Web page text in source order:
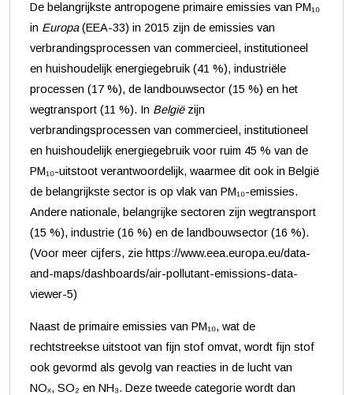
De belangrijkste antropogene primaire emissies van PM₁₀
in Europa(EEA-33) in 2015 zijn de emissies van
verbrandingsprocessen van commercieel, institutioneel
en huishoudelijk energiegebruik (41 %), industriële
processen (17 %), de landbouwsector (15 %) en het
wegtransport (11 %). In Belgiëzijn
verbrandingsprocessen van commercieel, institutioneel
en huishoudelijk energiegebruik voor ruim 45 % van de
PM₁₀-uitstoot verantwoordelijk, waarmee dit ook in België
de belangrijkste sector is op vlak van PM₁₀-emissies.
Andere nationale, belangrijke sectoren zijn wegtransport
(15 %), industrie (16 %) en de landbouwsector (16 %).
(Voor meer cijfers, zie https://www.eea.europa.eu/data-
and-maps/dashboards/air-pollutant-emissions-data-
viewer-5)
Naast de primaire emissies van PM₁₀, wat de
rechtstreekse uitstoot van fijn stof omvat, wordt fijn stof
ook gevormd als gevolg van reacties in de lucht van
NOₓ, SO₂ en NH₃. Deze tweede categorie wordt dan